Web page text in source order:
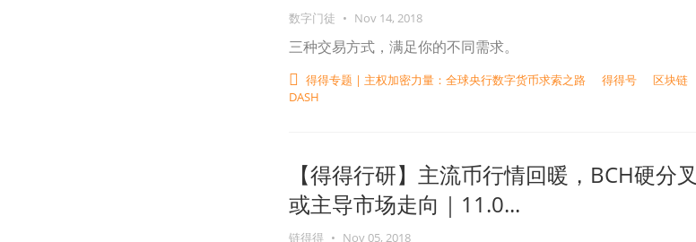
数字门徒 • Nov 14, 2018
三种交易方式，满足你的不同需求。
得得专题 | 主权加密力量：全球央行数字货币求索之路 得得号
区块链
DASH
【得得行研】主流币行情回暖，BCH硬分叉
或主导市场走向｜11.0...
链得得 • Nov 05, 2018